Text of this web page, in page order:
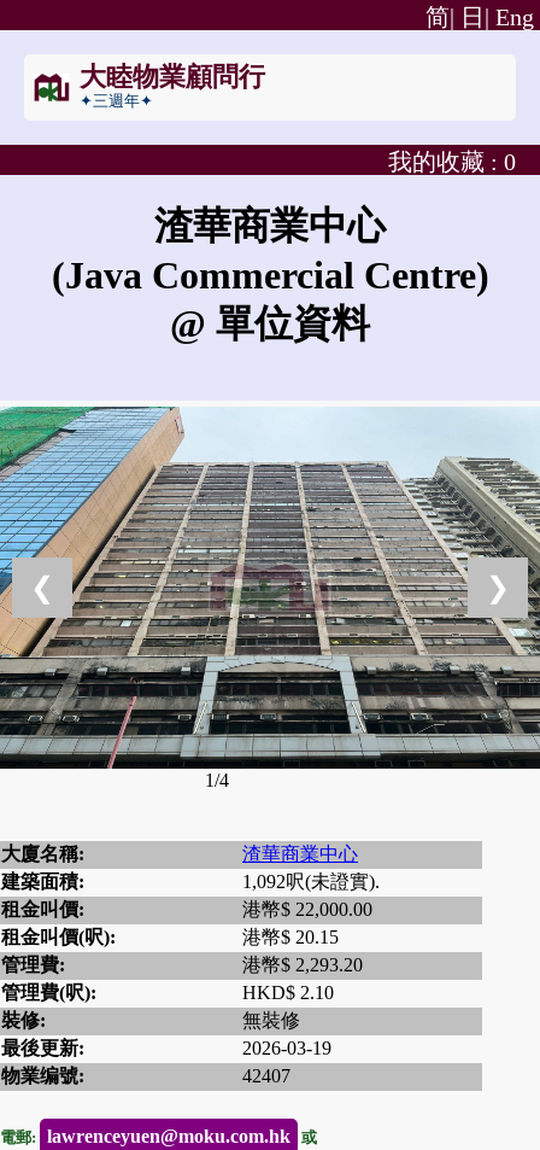
Eng
日|
简|
大睦物業顧問行
✦三週年✦
我的收藏 : 0
渣華商業中心
(Java Commercial Centre)
@ 單位資料
❮ ❯
1/4
大廈名稱:
渣華商業中心
建築面積:
1,092呎(未證實).
租金叫價:
港幣$ 22,000.00
租金叫價(呎):
港幣$ 20.15
管理費:
港幣$ 2,293.20
管理費(呎):
HKD$ 2.10
裝修:
無裝修
最後更新:
2026-03-19
物業编號:
42407
電郵: lawrenceyuen@moku.com.hk 或